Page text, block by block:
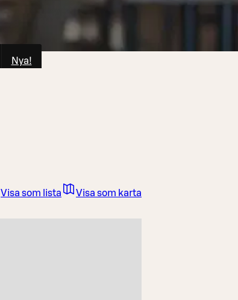
Nya!
Visa som lista Visa som karta